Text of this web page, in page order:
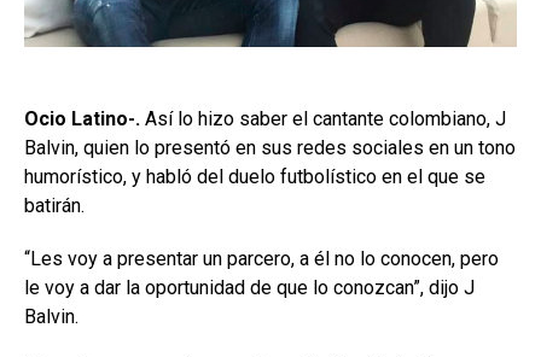
Ocio Latino-. Así lo hizo saber el cantante colombiano, J
Balvin, quien lo presentó en sus redes sociales en un tono
humorístico, y habló del duelo futbolístico en el que se
batirán.
“Les voy a presentar un parcero, a él no lo conocen, pero
le voy a dar la oportunidad de que lo conozcan”, dijo J
Balvin.